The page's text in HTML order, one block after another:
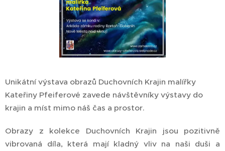
Unikátní výstava obrazů Duchovních Krajin malířky
Kateřiny Pfeiferové zavede návštěvníky výstavy do
krajin a míst mimo náš čas a prostor.
Obrazy z kolekce Duchovních Krajin jsou pozitivně
vibrovaná díla, která mají kladný vliv na naši duši a